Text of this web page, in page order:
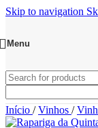
Skip to navigation
Menu
Início / Vinhos /